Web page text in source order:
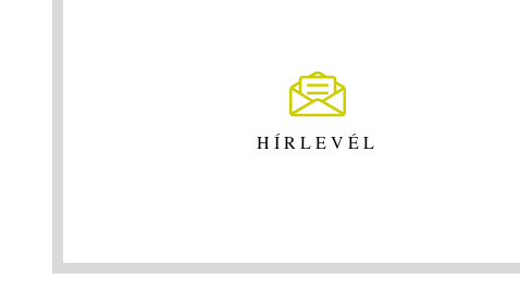
HÍRLEVÉL